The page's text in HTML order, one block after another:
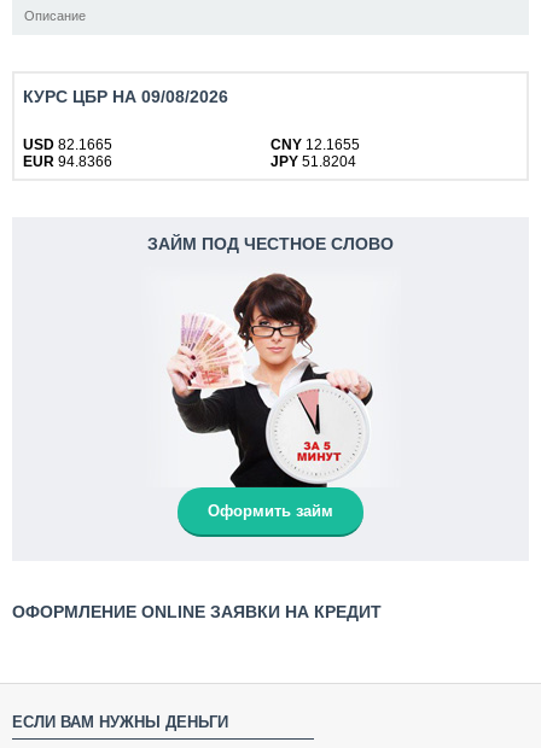
Описание
КУРС ЦБР НА 09/08/2026
USD 82.1665 CNY 12.1655
EUR 94.8366 JPY 51.8204
ЗАЙМ ПОД ЧЕСТНОЕ СЛОВО
Оформить займ
ОФОРМЛЕНИЕ ONLINE ЗАЯВКИ НА КРЕДИТ
ЕСЛИ ВАМ НУЖНЫ ДЕНЬГИ